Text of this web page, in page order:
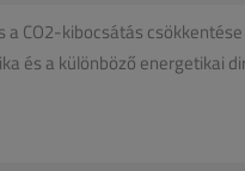
CO2-kibocsátás
és a különböző energetikai